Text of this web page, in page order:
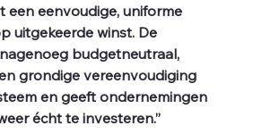
een eenvoudige, uniforme
uitgekeerde winst. De
budgetneutraal,
grondige vereenvoudiging
en geeft ondernemingen
écht te investeren.”